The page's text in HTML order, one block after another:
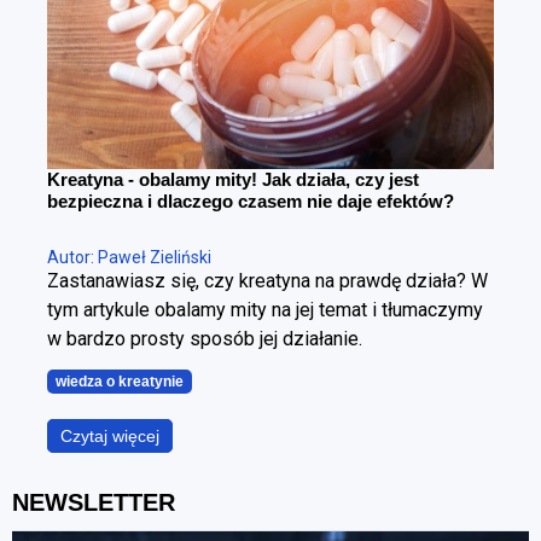
Kreatyna - obalamy mity! Jak działa, czy jest
bezpieczna i dlaczego czasem nie daje efektów?
Autor: Paweł Zieliński
Zastanawiasz się, czy kreatyna na prawdę działa? W
tym artykule obalamy mity na jej temat i tłumaczymy
w bardzo prosty sposób jej działanie.
wiedza o kreatynie
Czytaj więcej
NEWSLETTER